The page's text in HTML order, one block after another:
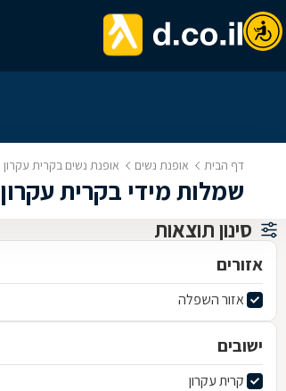
דף הבית אופנת נשים אופנת נשים בקרית עקרון
שמלות מידי בקרית עקרון
סינון תוצאות
אזורים
אזור השפלה
ישובים
קרית עקרון